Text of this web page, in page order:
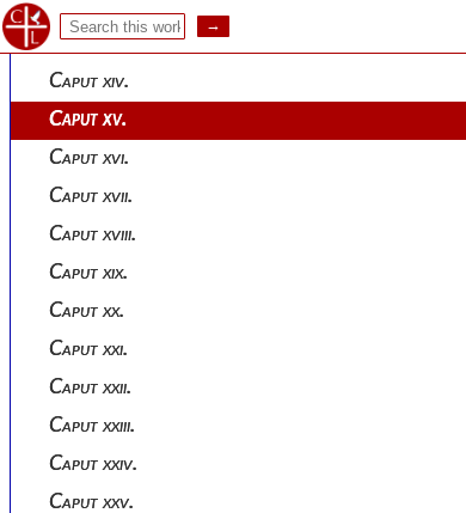
Caput xiii.
Caput xiv.
Caput xv.
Caput xvi.
Caput xvii.
Caput xviii.
Caput xix.
Caput xx.
Caput xxi.
Caput xxii.
Caput xxiii.
Caput xxiv.
Caput xxv.